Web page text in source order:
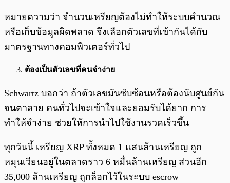
หมายความว่า จำนวนเหรียญต้องไม่ทำให้ระบบคำนวณ
หรือเก็บข้อมูลผิดพลาด จึงเลือกตัวเลขที่เข้ากันได้กับ
มาตรฐานทางคอมพิวเตอร์ทั่วไป
ต้องเป็นตัวเลขที่คนจำง่าย
Schwartz บอกว่า ถ้าตัวเลขมันซับซ้อนหรือต้องนับศูนย์กัน
จนตาลาย คนทั่วไปจะเข้าใจและยอมรับได้ยาก การ
ทำให้จำง่าย ช่วยให้การนำไปใช้งานรวดเร็วขึ้น
ทุกวันนี้ เหรียญ XRP ทั้งหมด 1 แสนล้านเหรียญ ถูก
หมุนเวียนอยู่ในตลาดราว 6 หมื่นล้านเหรียญ ส่วนอีก
35,000 ล้านเหรียญ ถูกล็อกไว้ในระบบ escrow